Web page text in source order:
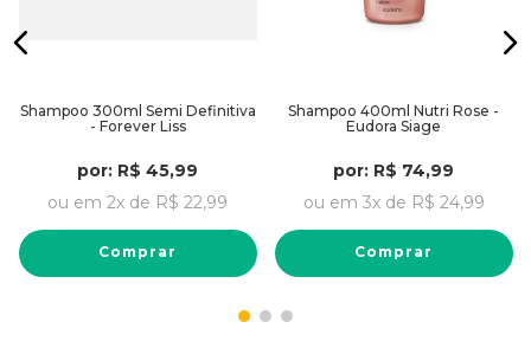
Shampoo 300ml Semi Definitiva
- Forever Liss
por: R$ 45,99
ou em 2x de R$ 22,99
Comprar
Shampoo 400ml Nutri Rose -
Eudora Siage
por: R$ 74,99
ou em 3x de R$ 24,99
Comprar